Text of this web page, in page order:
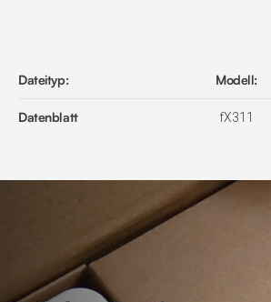
Dateityp: Modell:
Serie:
Herunterladen
Datenblatt fX311
f-Serie
Modell:
DatenblattfX311